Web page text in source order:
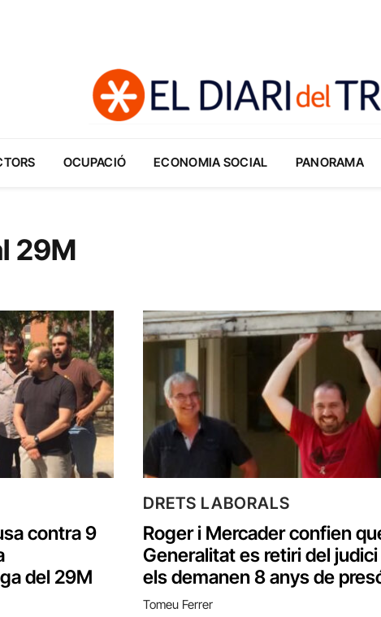
OCUPACIÓ ECONOMIA SOCIAL PANORAMA
29M
contra 9
del 29M
DRETS LABORALS
Roger i Mercader confien
Generalitat es retiri del
els demanen 8 anys de
Tomeu Ferrer